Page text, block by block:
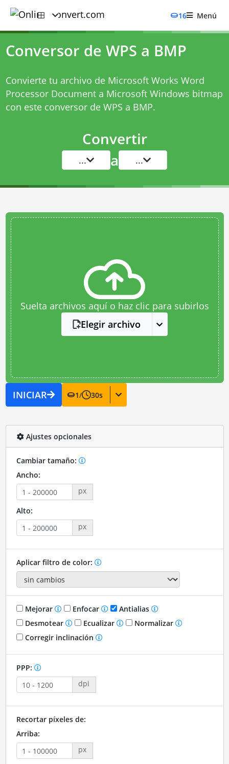
16 Menú
Conversor de WPS a BMP
Convierte tu archivo de Microsoft Works Word
Processor Document a Microsoft Windows bitmap
con este conversor de WPS a BMP.
Convertir
... a ...
Suelta archivos aquí o haz clic para subirlos
Elegir archivo
INICIAR 1/ 30s
Ajustes opcionales
Cambiar tamaño:
Ancho:
px
Alto:
px
Aplicar filtro de color:
Mejorar Enfocar
Antialias
Desmotear
Ecualizar
Normalizar
Corregir inclinación
PPP:
dpi
Recortar píxeles de:
Arriba:
px